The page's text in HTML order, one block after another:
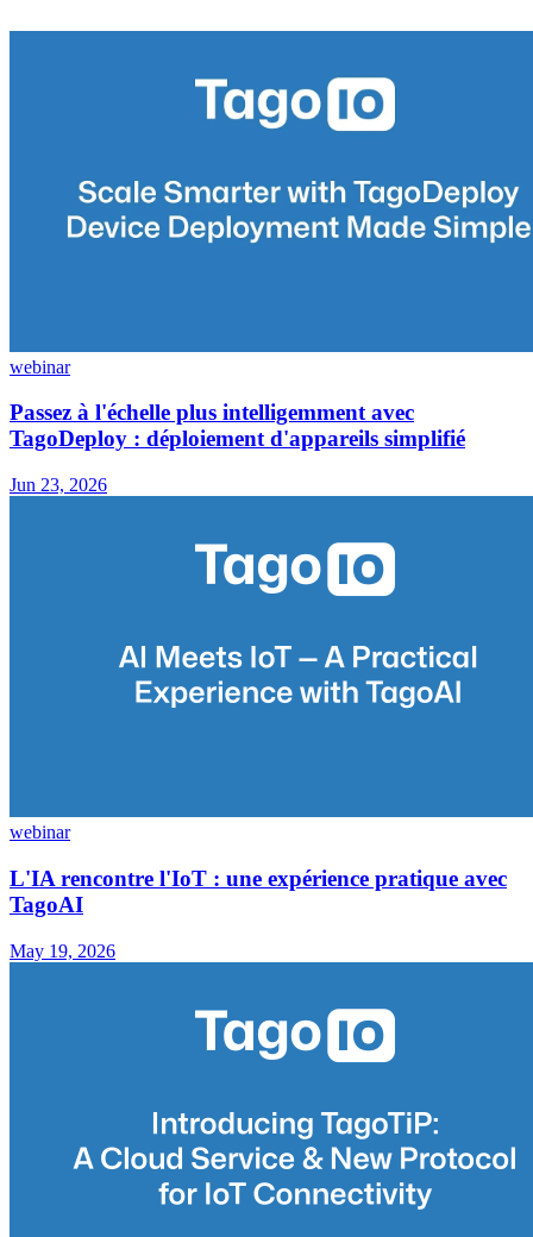
webinar
Passez à l'échelle plus intelligemment avec
TagoDeploy : déploiement d'appareils simplifié
Jun 23, 2026
webinar
L'IA rencontre l'IoT : une expérience pratique avec
TagoAI
May 19, 2026